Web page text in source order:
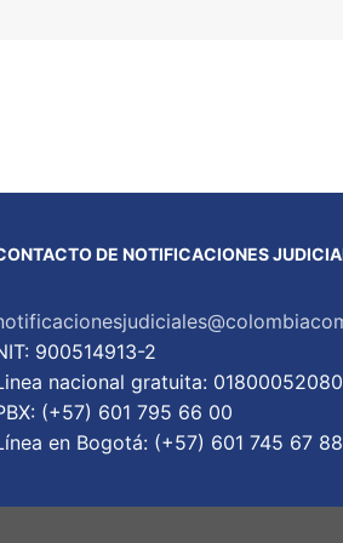
DE NOTIFICACIONES
900514913-2
nacional gratuita:
(+57) 601 795 66 00
en Bogotá: (+57) 601 745 67 88